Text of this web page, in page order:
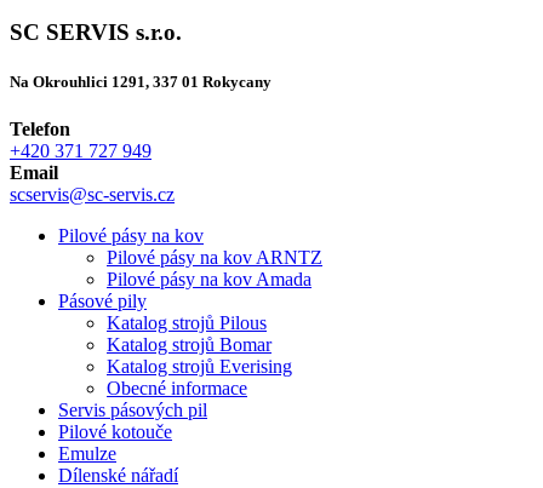
SC SERVIS s.r.o.
Na Okrouhlici 1291, 337 01 Rokycany
Telefon
+420 371 727 949
Email
scservis@sc-servis.cz
Pilové pásy na kov
Pilové pásy na kov ARNTZ
Pilové pásy na kov Amada
Pásové pily
Katalog strojů Pilous
Katalog strojů Bomar
Katalog strojů Everising
Obecné informace
Servis pásových pil
Pilové kotouče
Emulze
Dílenské nářadí